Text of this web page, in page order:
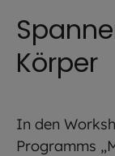
Körper
In den
Programms